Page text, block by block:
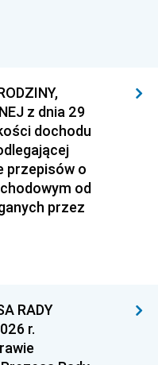
z dnia 29
dochodu
przepisów o
od
przez
RADY
r.